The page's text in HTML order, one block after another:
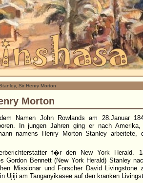
Sir Henry Morton
Morton
Namen John Rowlands am 28.Januar
In jungen Jahren ging er nach
namens Henry Morton Stanley arbeitete,
f�r den New York Herald.
Gordon Bennett (New York Herald) Stanley
Missionar und Forscher David Livingstone
Ujiji am Tanganyikasee auf den kranken